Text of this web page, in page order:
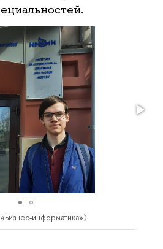
информатика»)